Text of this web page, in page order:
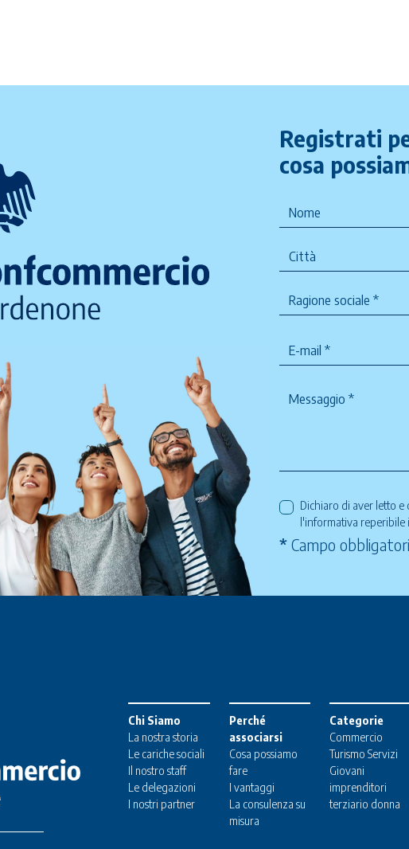
Registrati
cosa
Dichiaro di aver letto e
l'informativa reperibile
* Campo
Chi Siamo
La nostra storia
Le cariche sociali
Il nostro staff
Le delegazioni
I nostri partner
Perché
associarsi
Cosa possiamo
fare
I vantaggi
La consulenza su
misura
Categorie
Commercio
Turismo Servizi
Giovani
imprenditori
terziario donna